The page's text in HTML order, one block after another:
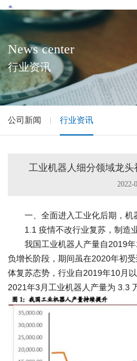
News center
行业资讯
公司新闻 行业资讯
工业机器人细分领域龙
2022-
一、全面进入工业化后期，机
1.1 疫情不改行业复苏，制造
我国工业机器人产量自2019年
负增长阶段，期间虽在2020年初
体复苏态势，行业自2019年10月
2021年3月工业机器人产量为 3.3